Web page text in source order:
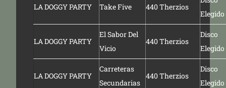
LA DOGGY PARTY Take Five 440 Therzios
Elegido
LA DOGGY PARTY
El Sabor Del
Vicio
440 Therzios
Disco
Elegido
LA DOGGY PARTY
Carreteras
Secundarias
440 Therzios
Disco
Elegido